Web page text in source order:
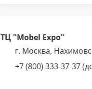
ТЦ "Mobel Expo"
г. Москва,
+7 (800) 333-37-37